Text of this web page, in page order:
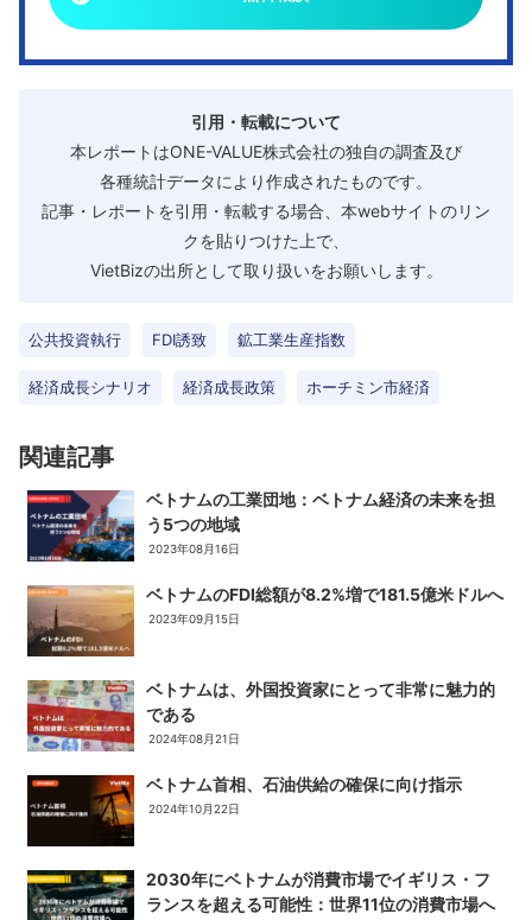
引用・転載について
本レポートはONE-VALUE株式会社の独自の調査及び
各種統計データにより作成されたものです。
記事・レポートを引用・転載する場合、本webサイトのリン
クを貼りつけた上で、
VietBizの出所として取り扱いをお願いします。
公共投資執行 FDI誘致 鉱工業生産指数
経済成長シナリオ 経済成長政策 ホーチミン市経済
関連記事
ベトナムの工業団地：ベトナム経済の未来を担
う5つの地域
2023年08月16日
ベトナムのFDI総額が8.2%増で181.5億米ドルへ
2023年09月15日
ベトナムは、外国投資家にとって非常に魅力的
である
2024年08月21日
ベトナム首相、石油供給の確保に向け指示
2024年10月22日
2030年にベトナムが消費市場でイギリス・フ
ランスを超える可能性：世界11位の消費市場へ